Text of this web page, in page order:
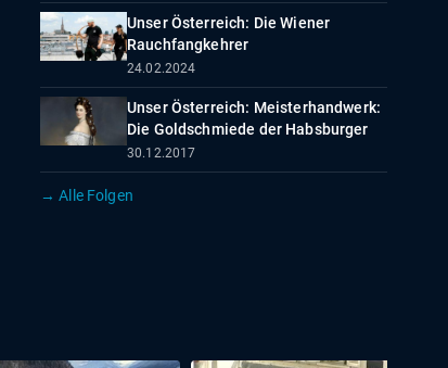
Unser Österreich: Die Wiener
Rauchfangkehrer
24.02.2024
Unser Österreich: Meisterhandwerk:
Die Goldschmiede der Habsburger
30.12.2017
→ Alle Folgen